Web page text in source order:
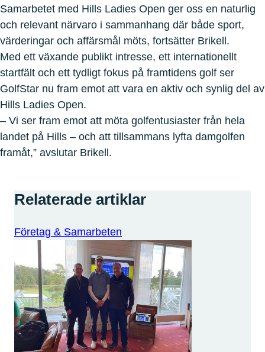
Samarbetet med Hills Ladies Open ger oss en naturlig
och relevant närvaro i sammanhang där både sport,
värderingar och affärsmål möts, fortsätter Brikell.
Med ett växande publikt intresse, ett internationellt
startfält och ett tydligt fokus på framtidens golf ser
GolfStar nu fram emot att vara en aktiv och synlig del av
Hills Ladies Open.
– Vi ser fram emot att möta golfentusiaster från hela
landet på Hills – och att tillsammans lyfta damgolfen
framåt,” avslutar Brikell.
Relaterade artiklar
Företag & Samarbeten